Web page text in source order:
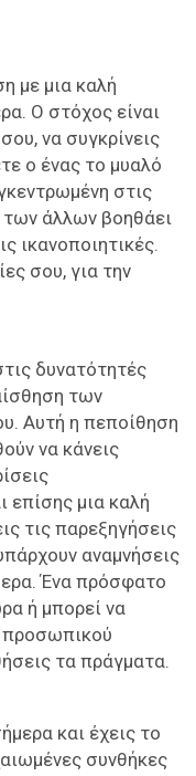
με μια καλή
Ο στόχος είναι
να συγκρίνεις
ο ένας το μυαλό
στις
των άλλων βοηθάει
ικανοποιητικές.
σου, για την
δυνατότητές
των
Αυτή η πεποίθηση
να κάνεις
επίσης μια καλή
τις παρεξηγήσεις
αναμνήσεις
Ένα πρόσφατο
ή μπορεί να
προσωπικού
τα πράγματα.
και έχεις το
συνθήκες